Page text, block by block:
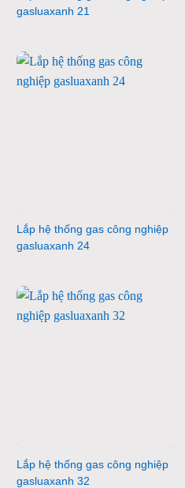
gasluaxanh 21
Lắp hệ thống gas công nghiệp
gasluaxanh 24
Lắp hệ thống gas công nghiệp
gasluaxanh 32